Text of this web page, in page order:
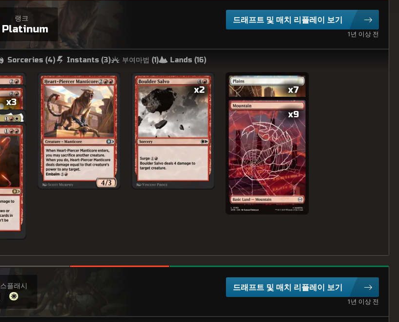
랭크
Platinum
드래프트 및 매치 리플레이 보기
1년 이상 전
Sorceries (4) Instants (3) 부여마법 (1) Lands (16)
x3
x2 x7
x9
스플래시 드래프트 및 매치 리플레이 보기
1년 이상 전